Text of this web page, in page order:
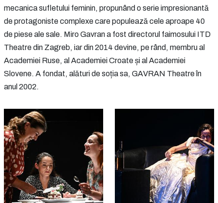
mecanica sufletului feminin, propunând o serie impresionantă
de protagoniste complexe care populează cele aproape 40
de piese ale sale. Miro Gavran a fost directorul faimosului ITD
Theatre din Zagreb, iar din 2014 devine, pe rând, membru al
Academiei Ruse, al Academiei Croate și al Academiei
Slovene. A fondat, alături de soția sa, GAVRAN Theatre în
anul 2002.